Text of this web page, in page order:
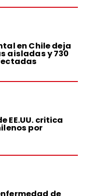
en Chile deja
aisladas y 730
EE.UU. critica
por